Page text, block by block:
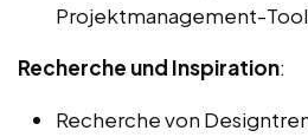
Projektmanagement-
Recherche und Inspiration:
Recherche von